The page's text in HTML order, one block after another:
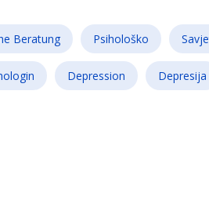
Beratung Psihološko
Depression Depresija